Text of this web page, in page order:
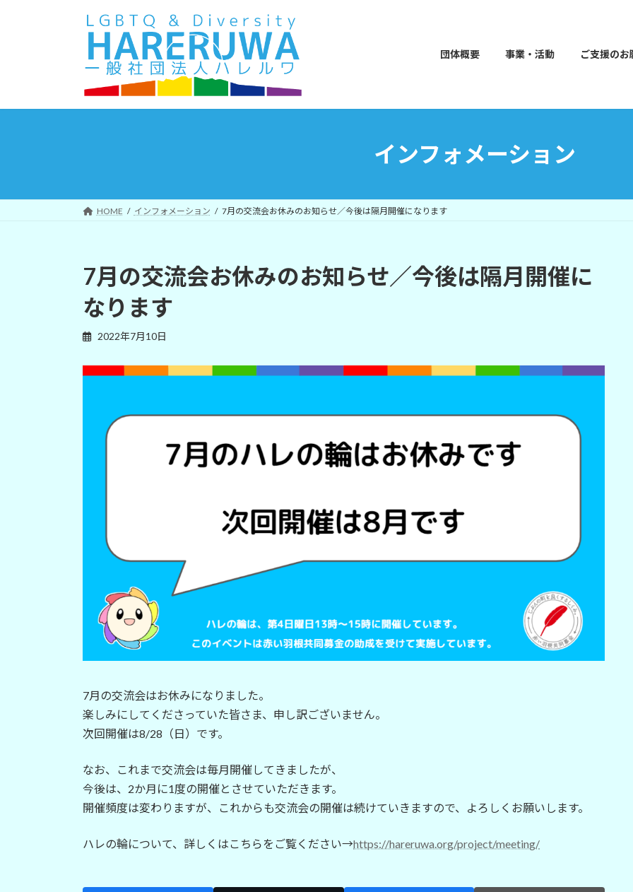
ス
ン
団体概要 事業・活動 ご支援のお
インフォメーション
HOME インフォメーション 7月の交流会お休みのお知らせ／今後は隔月開催になります
7月の交流会お休みのお知らせ／今後は隔月開催に
なります
2022年7月10日
7月の交流会はお休みになりました。
楽しみにしてくださっていた皆さま、申し訳ございません。
次回開催は8/28（日）です。
なお、これまで交流会は毎月開催してきましたが、
今後は、2か月に1度の開催とさせていただきます。
開催頻度は変わりますが、これからも交流会の開催は続けていきますので、よろしくお願いします。
ハレの輪について、詳しくはこちらをご覧ください→https://hareruwa.org/project/meeting/